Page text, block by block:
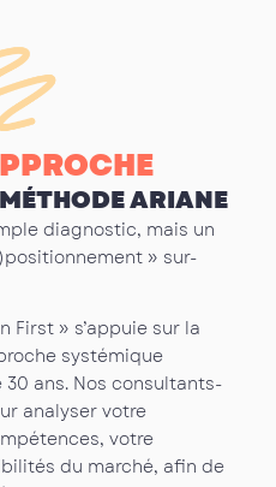
ARIANE
diagnostic, mais un
» sur-
First » s’appuie sur la
systémique
ans. Nos consultants-
analyser votre
votre
du marché, afin de